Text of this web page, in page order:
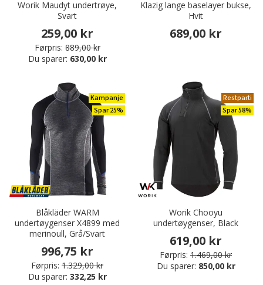
Worik Maudyt undertrøye,
Svart
259,00 kr
Førpris: 889,00 kr
Du sparer: 630,00 kr
Klazig lange baselayer bukse,
Hvit
689,00 kr
Kampanje
Spar 25%
Blåkläder WARM
undertøygenser X4899 med
merinoull, Grå/Svart
996,75 kr
Førpris: 1.329,00 kr
Du sparer: 332,25 kr
Restparti
Spar 58%
Worik Chooyu
undertøygenser, Black
619,00 kr
Førpris: 1.469,00 kr
Du sparer: 850,00 kr